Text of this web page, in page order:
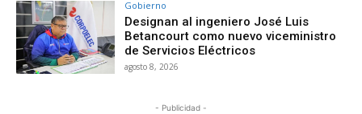
Gobierno
Designan al ingeniero José Luis
Betancourt como nuevo viceministro
de Servicios Eléctricos
agosto 8, 2026
- Publicidad -